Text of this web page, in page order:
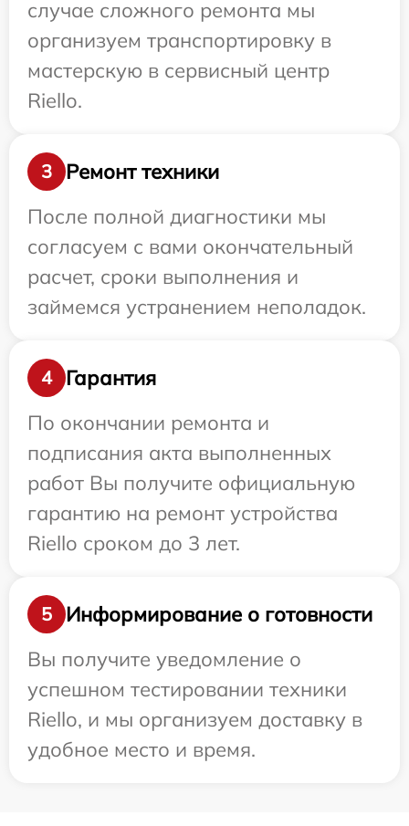
случае сложного ремонта мы
организуем транспортировку в
мастерскую в сервисный центр
Riello.
3
Ремонт техники
После полной диагностики мы
согласуем с вами окончательный
расчет, сроки выполнения и
займемся устранением неполадок.
4
Гарантия
По окончании ремонта и
подписания акта выполненных
работ Вы получите официальную
гарантию на ремонт устройства
Riello сроком до 3 лет.
5
Информирование о готовности
Вы получите уведомление о
успешном тестировании техники
Riello, и мы организуем доставку в
удобное место и время.